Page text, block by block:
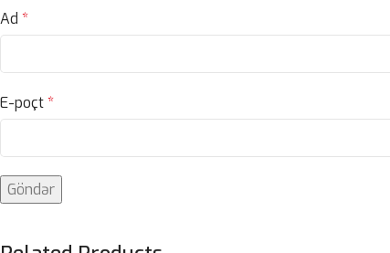
Ad *
E-poçt*